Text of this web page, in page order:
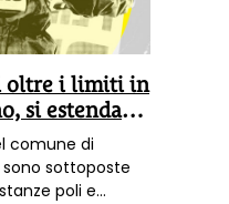
oltre i limiti in
si estendano
comune di
sono sottoposte
poli e